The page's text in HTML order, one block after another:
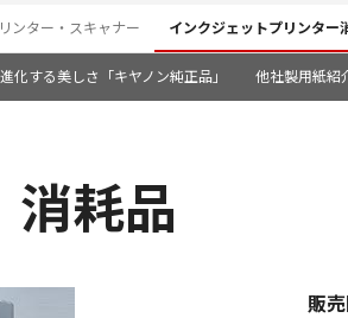
ンター・スキャナー インクジェットプリンター
進化する美しさ「キヤノン純正品」 他社製用紙紹
耗品
販